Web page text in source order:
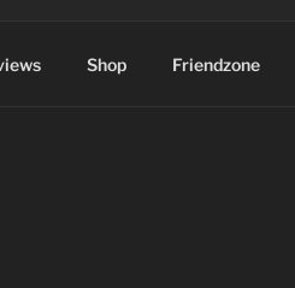
Shop Friendzone